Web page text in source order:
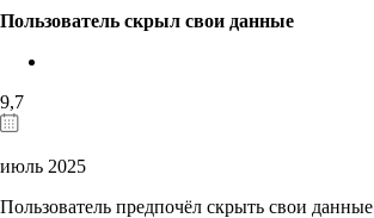
Пользователь скрыл свои данные
9,7
июль 2025
Пользователь предпочёл скрыть свои данные